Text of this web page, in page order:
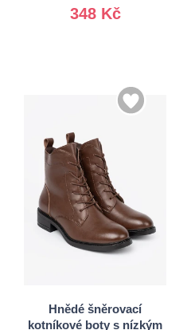
348 Kč
Hnědé šněrovací
kotníkové boty s nízkým